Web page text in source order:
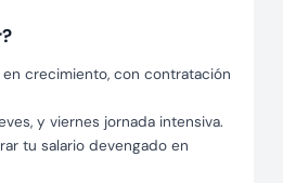
crecimiento, con contratación
y viernes jornada intensiva.
tu salario devengado en